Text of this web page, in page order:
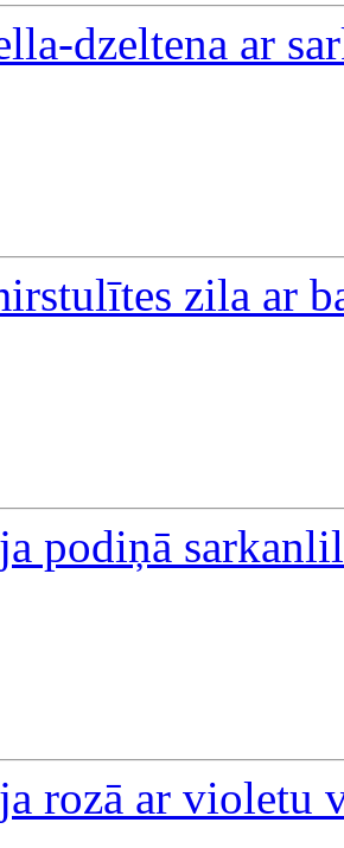
dzeltena ar
zila ar
podiņā
rozā ar violetu